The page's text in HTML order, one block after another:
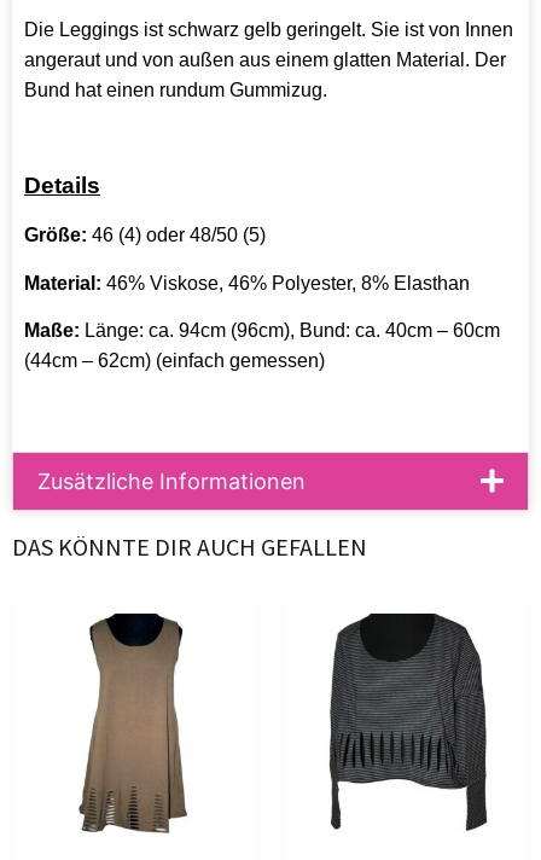
Die Leggings ist schwarz gelb geringelt. Sie ist von Innen
angeraut und von außen aus einem glatten Material. Der
Bund hat einen rundum Gummizug.
Details
Größe: 46 (4) oder 48/50 (5)
Material: 46% Viskose, 46% Polyester, 8% Elasthan
Maße: Länge: ca. 94cm (96cm), Bund: ca. 40cm – 60cm
(44cm – 62cm) (einfach gemessen)
Zusätzliche Informationen
DAS KÖNNTE DIR AUCH GEFALLEN